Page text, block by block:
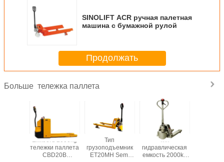
SINOLIFT ACR ручная палетная
машина с бумажной рулой
Продолжать
Больше тележка паллета
Емкость 2000kg
тележки паллета
CBD20B
Тип
грузоподъемник
ET20MH Semi
Тип
гидравлическая
емкость 2000kg